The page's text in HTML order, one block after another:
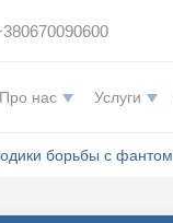
Про нас Услуги
борьбы с